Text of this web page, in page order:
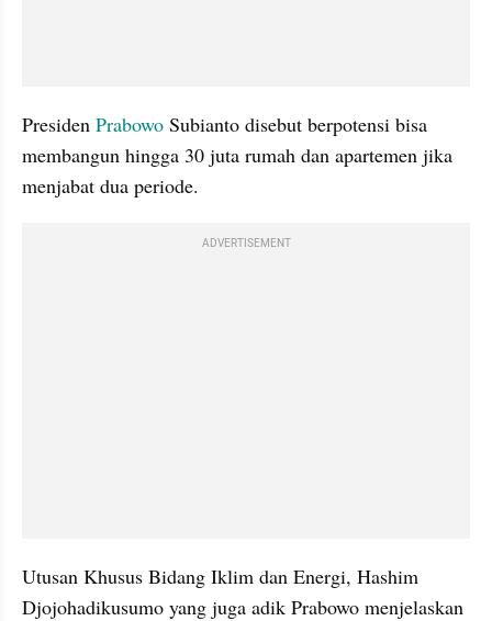
Presiden Prabowo Subianto disebut berpotensi bisa
membangun hingga 30 juta rumah dan apartemen jika
menjabat dua periode.
ADVERTISEMENT
Utusan Khusus Bidang Iklim dan Energi, Hashim
Djojohadikusumo yang juga adik Prabowo menjelaskan